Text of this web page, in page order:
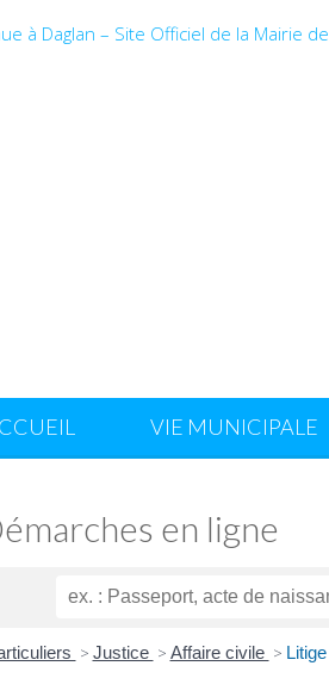
VIE MUNICIPALE
en ligne
> Justice > Affaire civile >